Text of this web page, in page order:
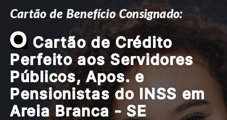
Cartão de Benefício Consignado:
O Cartão de Crédito
Perfeito aos Servidores
Públicos, Apos. e
Pensionistas do INSS em
Areia Branca - SE